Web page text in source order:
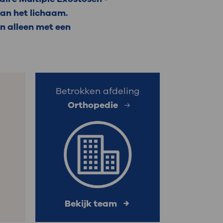
: naar uw dossier
het lichaam.
alleen met een
Betrokken afdeling
Orthopedie
Bekijk team